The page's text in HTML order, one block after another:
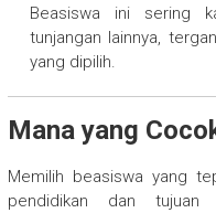
Beasiswa ini sering
tunjangan lainnya,
yang dipilih.
Mana yang
Memilih beasiswa yang
pendidikan dan